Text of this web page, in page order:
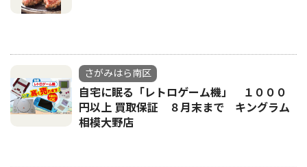
さがみはら南区
自宅に眠る「レトロゲーム機」 １０００
円以上 買取保証 ８月末まで キングラム
相模大野店